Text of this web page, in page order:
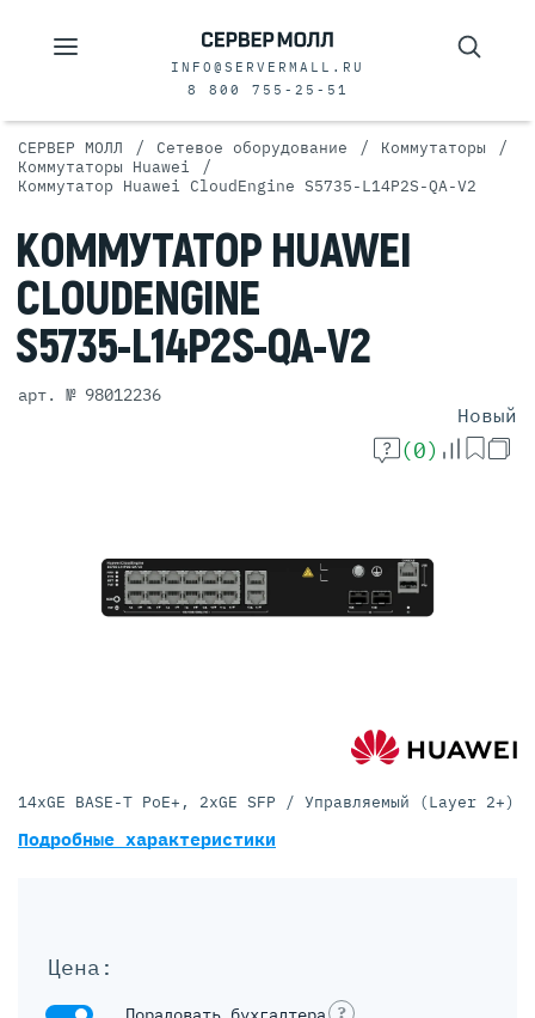
INFO@SERVERMALL.RU
8 800 755-25-51
СЕРВЕР МОЛЛ / Сетевое оборудование / Коммутаторы /
Коммутаторы Huawei /
Коммутатор Huawei CloudEngine S5735-L14P2S-QA-V2
КОММУТАТОР HUAWEI
CLOUDENGINE
S5735-L14P2S-QA-V2
арт. № 98012236
Новый
(0)
Цена:
?
14xGE BASE-T PoE+, 2xGE SFP / Управляемый (Layer 2+)
Подробные характеристики